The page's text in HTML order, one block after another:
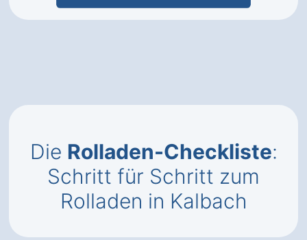
Die Rolladen-Checkliste:
Schritt für Schritt zum
Rolladen in Kalbach